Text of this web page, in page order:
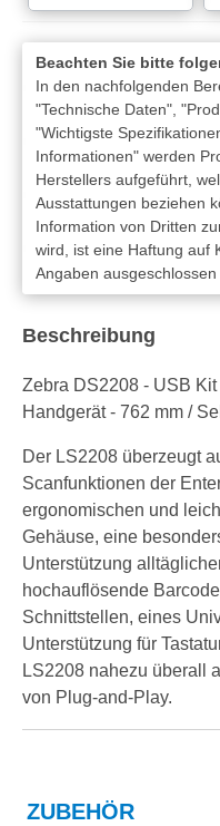
Beachten Sie bitte
In den nachfolgenden
"Technische Daten",
"Wichtigste
Informationen" werden
Herstellers aufgeführt,
Ausstattungen beziehen
Information von Dritten
wird, ist eine Haftung auf
Angaben ausgeschlossen
Beschreibung
Zebra DS2208 - USB
Handgerät - 762 mm /
Der LS2208 überzeugt
Scanfunktionen der
ergonomischen und
Gehäuse, eine
Unterstützung
hochauflösende
Schnittstellen, eines
Unterstützung für
LS2208 nahezu überall
von Plug-and-Play.
ZUBEHÖR